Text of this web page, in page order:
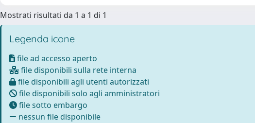
Mostrati risultati da 1 a 1 di 1
Legenda icone
file ad accesso aperto
file disponibili sulla rete interna
file disponibili agli utenti autorizzati
file disponibili solo agli amministratori
file sotto embargo
nessun file disponibile